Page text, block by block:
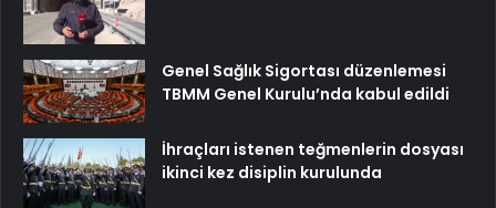
Genel Sağlık Sigortası düzenlemesi
TBMM Genel Kurulu’nda kabul edildi
İhraçları istenen teğmenlerin dosyası
ikinci kez disiplin kurulunda